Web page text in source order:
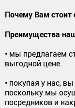
Почему Вам стоит
Преимущества
• мы предлагаем
выгодной цене.
• покупая у нас,
поскольку мы
посредников и